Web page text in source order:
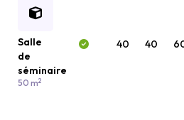
Salle
de
séminaire
50 m2
40 40